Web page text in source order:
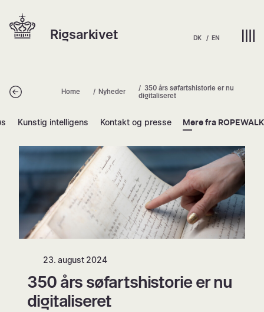
Spring
indhold
Hjem | Home
Rigsarkivet DK EN
Tilbage Home Nyheder
350 års søfartshistorie er nu
digitaliseret
Kunstig intelligens Kontakt og presse Mere fra ROPEWALK
350 års søfartshistorie er nu
23. august 2024
350 års søfartshistorie er nu
digitaliseret